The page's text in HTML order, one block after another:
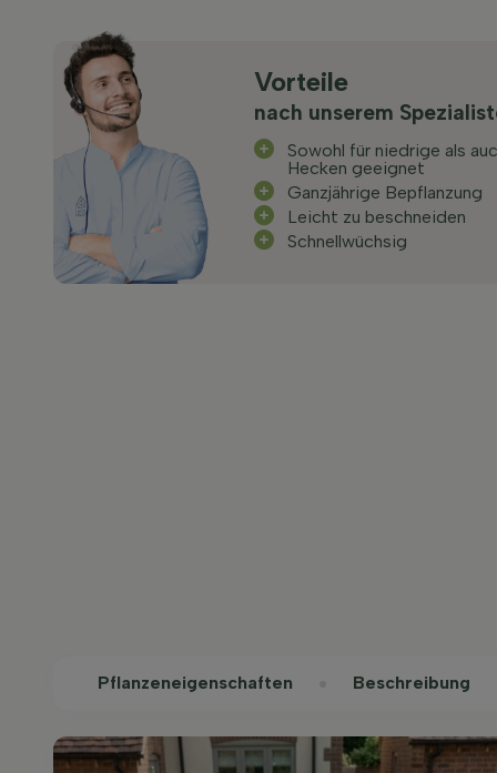
Vorteile
nach unserem
Sowohl für niedrige als
Hecken geeignet
Ganzjährige Bepflanzung
Leicht zu beschneiden
Schnellwüchsig
Pflanzeneigenschaften Beschreibung